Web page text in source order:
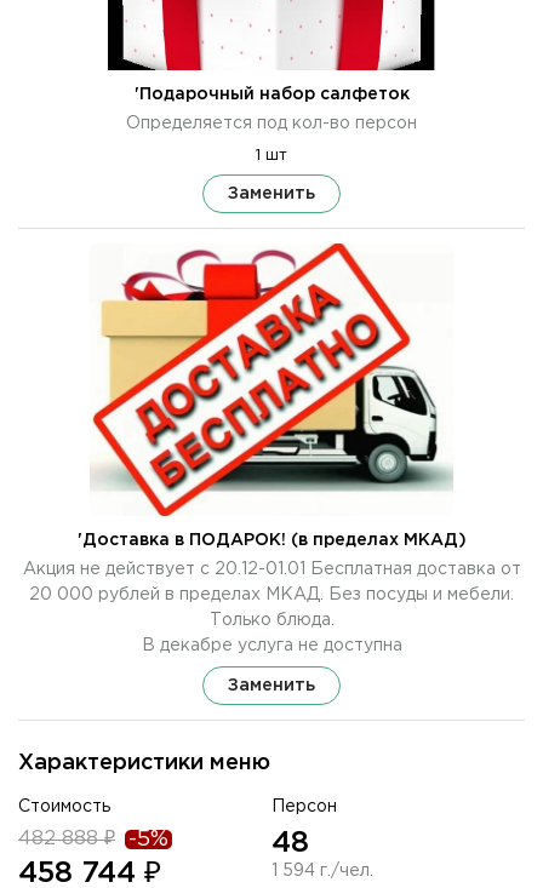
Характеристики меню
Стоимость
482 888 ₽ -5%
458 744 ₽
Персон
48
1 594 г./чел.
'Подарочный набор салфеток
Определяется под кол-во персон
1 шт
Заменить
'Доставка в ПОДАРОК! (в пределах МКАД)
Акция не действует с 20.12-01.01 Бесплатная доставка от
20 000 рублей в пределах МКАД. Без посуды и мебели.
Только блюда.
В декабре услуга не доступна
Заменить